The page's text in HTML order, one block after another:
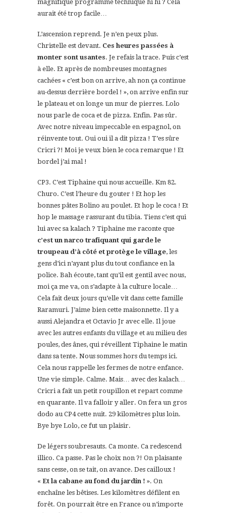
magnifique programme technique hi hi ? Cela
aurait été trop facile…
L’ascension reprend. Je n’en peux plus.
Christelle est devant. Ces heures passées à
monter sont usantes. Je refais la trace. Puis c’est
à elle. Et après de nombreuses montagnes
cachées « c’est bon on arrive, ah non ça continue
au-dessus derrière bordel ! », on arrive enfin sur
le plateau et on longe un mur de pierres. Lolo
nous parle de coca et de pizza. Enfin. Pas sûr.
Avec notre niveau impeccable en espagnol, on
réinvente tout. Oui oui il a dit pizza ! T’es sûre
Cricri ?! Moi je veux bien le coca remarque ! Et
bordel j’ai mal !
CP3. C’est Tiphaine qui nous accueille. Km 82.
Churo. C’est l’heure du gouter ! Et hop les
bonnes pâtes Bolino au poulet. Et hop le coca ! Et
hop le massage rassurant du tibia. Tiens c’est qui
lui avec sa kalach ? Tiphaine me raconte que
c’est un narco trafiquant qui garde le
troupeau d’à côté et protège le village, les
gens d’ici n’ayant plus du tout confiance en la
police. Bah écoute, tant qu’il est gentil avec nous,
moi ça me va, on s’adapte à la culture locale…
Cela fait deux jours qu’elle vit dans cette famille
Raramuri. J’aime bien cette maisonnette. Il y a
aussi Alejandra et Octavio Jr avec elle. Il joue
avec les autres enfants du village et au milieu des
poules, des ânes, qui réveillent Tiphaine le matin
dans sa tente. Nous sommes hors du temps ici.
Cela nous rappelle les fermes de notre enfance.
Une vie simple. Calme. Mais… avec des kalach…
Cricri a fait un petit roupillon et repart comme
en quarante. Il va falloir y aller. On fera un gros
dodo au CP4 cette nuit. 29 kilomètres plus loin.
Bye bye Lolo, ce fut un plaisir.
De légers soubresauts. Ca monte. Ca redescend
illico. Ca passe. Pas le choix non ?! On plaisante
sans cesse, on se tait, on avance. Des cailloux !
« Et la cabane au fond du jardin ! ». On
enchaîne les bêtises. Les kilomètres défilent en
forêt. On pourrait être en France ou n’importe